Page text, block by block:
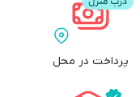
پرداخت در محل